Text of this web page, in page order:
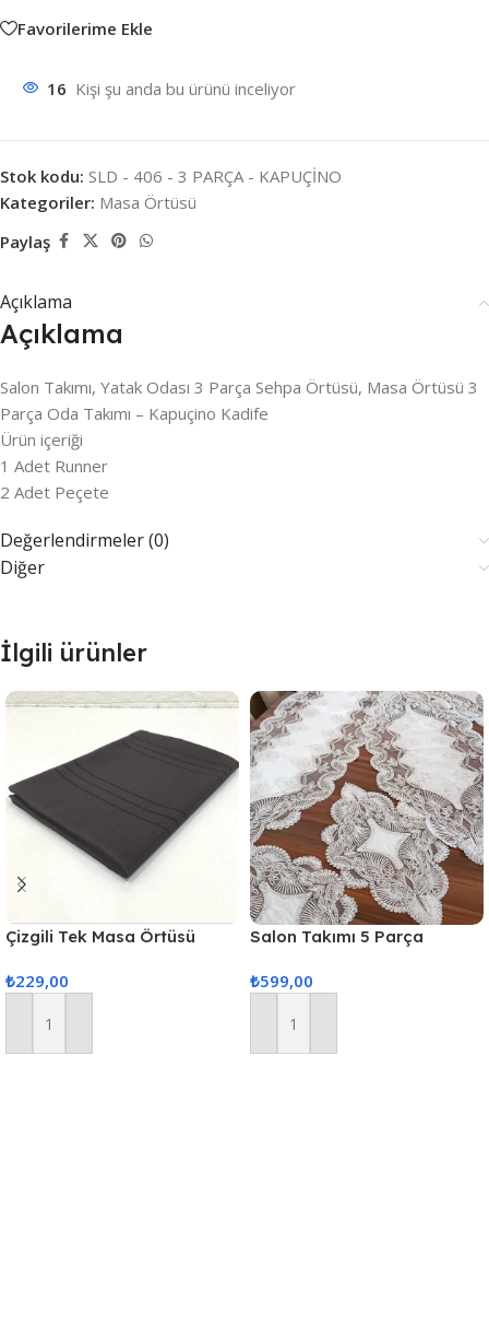
Favorilerime Ekle
16 Kişi şu anda bu ürünü inceliyor
Stok kodu: SLD - 406 - 3 PARÇA - KAPUÇİNO
Kategoriler: Masa Örtüsü
Paylaş
Açıklama
Açıklama
Salon Takımı, Yatak Odası 3 Parça Sehpa Örtüsü, Masa Örtüsü 3
Parça Oda Takımı – Kapuçino Kadife
Ürün içeriği
1 Adet Runner
2 Adet Peçete
Değerlendirmeler (0)
Diğer
İlgili ürünler
Çizgili Tek Masa Örtüsü
₺229,00
Sepete Ekle
Salon Takımı 5 Parça
Seti
₺599,00
Sepete Ekle